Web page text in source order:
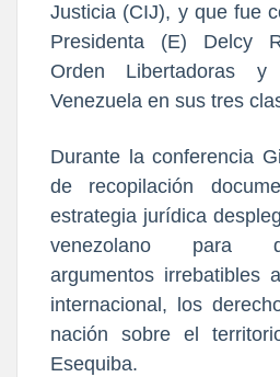
Justicia (CIJ), y que fue
Presidenta (E) Delcy
Orden Libertadoras y
Venezuela en sus tres
Durante la conferencia
de recopilación
estrategia jurídica
venezolano para
argumentos irrebatibles
internacional, los
nación sobre el
Esequiba.